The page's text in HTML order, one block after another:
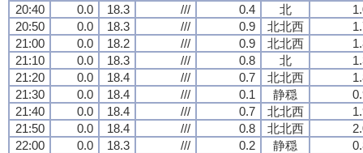
20:40
0.0 18.3 /// 0.4 北
20:50
0.0 18.3 /// 0.9 北北西
21:00
0.0 18.2 /// 0.9 北北西
21:10
0.0 18.3 /// 0.8 北
21:20
0.0 18.4 /// 0.7 北北西
21:30
0.0 18.4 /// 0.1 静穏
21:40
0.0 18.4 /// 0.7 北北西
21:50
0.0 18.4 /// 0.8 北北西
22:00
0.0 18.3 /// 0.2 静穏